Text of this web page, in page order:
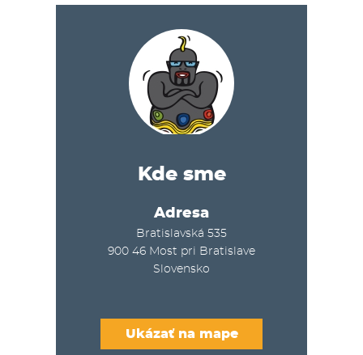
Kde sme
Adresa
Bratislavská 535
900 46 Most pri Bratislave
Slovensko
Ukázať na mape